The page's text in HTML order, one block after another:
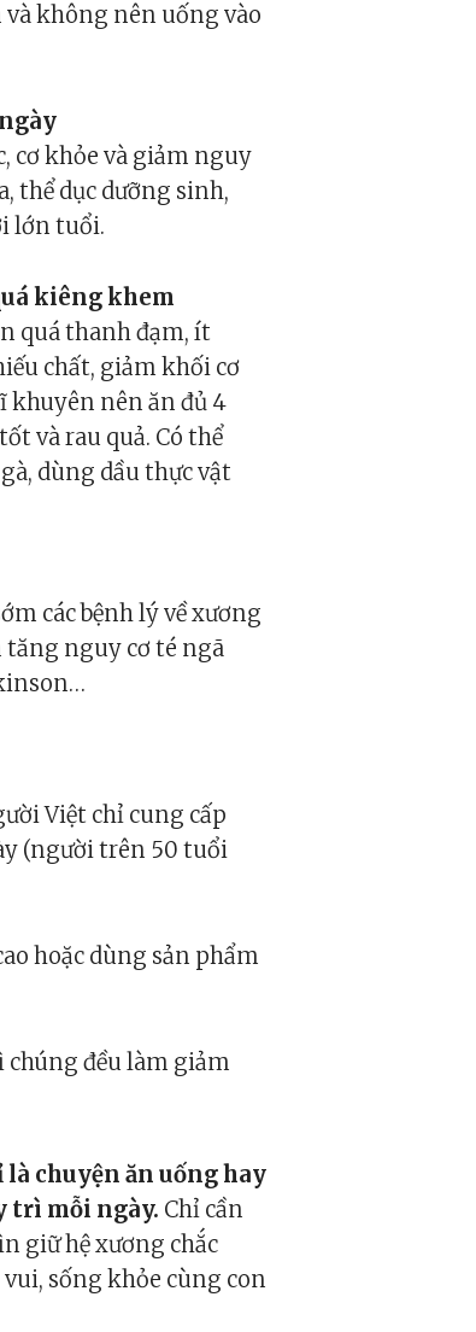
không nên uống vào
cơ khỏe và giảm nguy
thể dục dưỡng sinh,
lớn tuổi.
kiêng khem
quá thanh đạm, ít
chất, giảm khối cơ
khuyên nên ăn đủ 4
và rau quả. Có thể
dùng dầu thực vật
các bệnh lý về xương
tăng nguy cơ té ngã
Việt chỉ cung cấp
(người trên 50 tuổi
hoặc dùng sản phẩm
chúng đều làm giảm
chuyện ăn uống hay
trì mỗi ngày. Chỉ cần
giữ hệ xương chắc
sống khỏe cùng con